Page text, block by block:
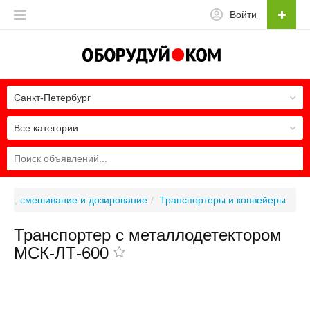
Войти
Все категории
Санкт-Петербург
смешивание и дозирование Транспортеры и конвейеры
Транспортер с металлодетектором
МСК-ЛТ-600